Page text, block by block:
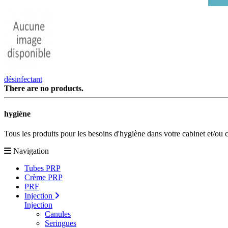
désinfectant
There are no products.
hygiène
Tous les produits pour les besoins d'hygiène dans votre cabinet et/ou
Navigation
Tubes PRP
Crème PRP
PRF
Injection
Injection
Canules
Seringues